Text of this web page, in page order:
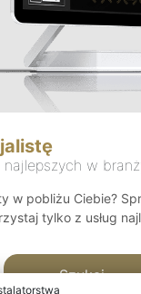
w
w pobliżu Ciebie?
tylko z usług
Szukaj